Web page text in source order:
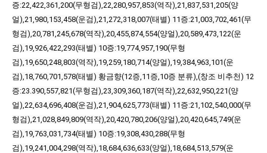
증:22,422,361,200(무형검),22,280,957,853(역작),21,837,531,205(양
얼),21,980,153,458(운검),21,272,318,007(태별) 11증:21,003,702,461(무
형검),20,781,245,678(역작),20,455,874,554(양얼),20,589,473,122(운
검),19,926,422,293(태별) 10증:19,774,957,190(무형
검),19,650,248,803(역작),19,259,180,714(양얼),19,384,963,101(운
검),18,760,701,578(태별) 황금향(12증,11증,10증 분류),(창조 비추천) 12
증:23.390,557,821(무형검),23,309,360,187(역작),22,632,950,221(양
얼),22,634,696,408(운검),21,904,625,773(태별) 11증:21,102,540,000(무
형검),21,028,849,809(역작),20,420,780,206(양얼),20,420,645,749(운
검),19,763,031,734(태별) 10증:19,308,430,288(무형
검),19,241,004,298(역작),18,684,636,633(양얼),18,684,513,579(운